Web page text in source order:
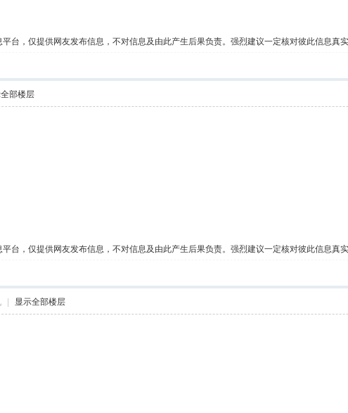
台，仅提供网友发布信息，不对信息及由此产生后果负责。强烈建议一定核对彼此信息真实
部楼层
台，仅提供网友发布信息，不对信息及由此产生后果负责。强烈建议一定核对彼此信息真实
显示全部楼层